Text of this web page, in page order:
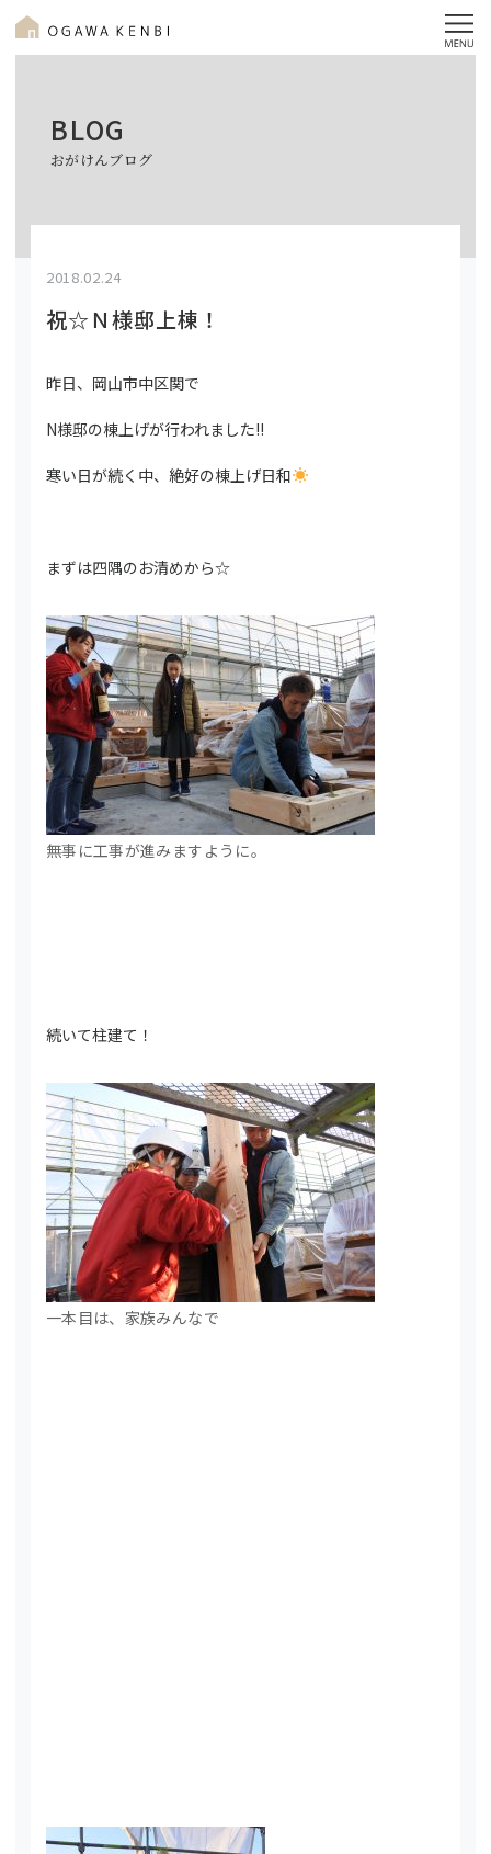
BLOG
おがけんブログ
2018.02.24
祝☆Ｎ様邸上棟！
昨日、岡山市中区関で
N様邸の棟上げが行われました!!
寒い日が続く中、絶好の棟上げ日和
まずは四隅のお清めから☆
無事に工事が進みますように。
続いて柱建て！
一本目は、家族みんなで